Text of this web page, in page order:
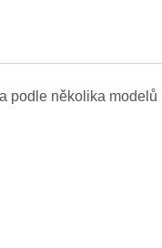
podle několika modelů